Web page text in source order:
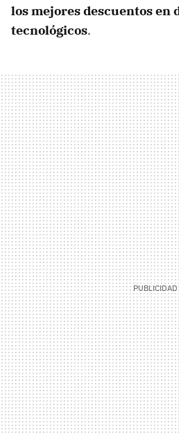
los mejores descuentos en
tecnológicos.